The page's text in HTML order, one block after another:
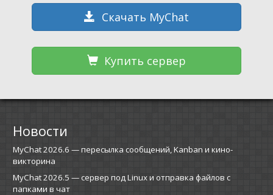
Скачать MyChat
Купить сервер
Новости
MyChat 2026.6 — пересылка сообщений, Kanban и кино-
викторина
MyChat 2026.5 — сервер под Linux и отправка файлов с
папками в чат